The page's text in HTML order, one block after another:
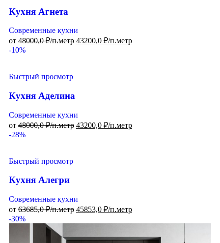
Кухня Агнета
Современные кухни
от 48000,0₽/п.метр 43200,0 ₽/п.метр
-10%
Быстрый просмотр
Кухня Аделина
Современные кухни
от 48000,0₽/п.метр 43200,0 ₽/п.метр
-28%
Быстрый просмотр
Кухня Алегри
Современные кухни
от 63685,0₽/п.метр 45853,0 ₽/п.метр
-30%